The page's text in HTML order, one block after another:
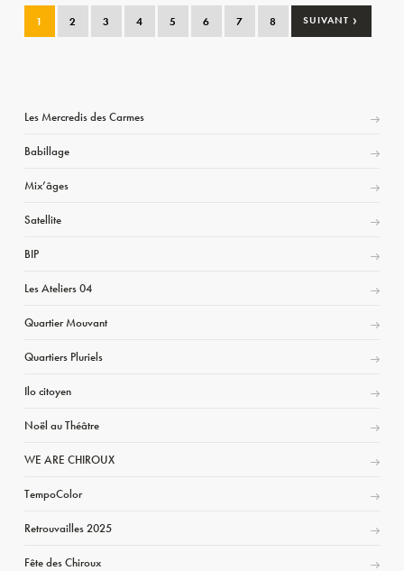
1 2 3 4 5 6 7 8 SUIVANT ›
Les Mercredis des Carmes
Babillage
Mix’âges
Satellite
BIP
Les Ateliers 04
Quartier Mouvant
Quartiers Pluriels
Ilo citoyen
Noël au Théâtre
WE ARE CHIROUX
TempoColor
Retrouvailles 2025
Fête des Chiroux